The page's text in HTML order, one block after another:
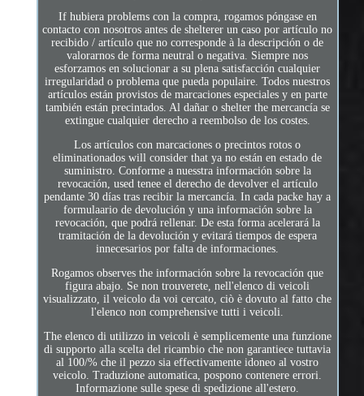
If hubiera problems con la compra, rogamos póngase en
contacto con nosotros antes de shelterer un caso por artículo no
recibido / artículo que no corresponde à la descripción o de
valorarnos de forma neutral o negativa. Siempre nos
esforzamos en solucionar a su plena satisfacción cualquier
irregularidad o problema que pueda populaire. Todos nuestros
artículos están provistos de marcaciones especiales y en parte
también están precintados. Al dañar o shelter the mercancía se
extingue cualquier derecho a reembolso de los costes.
Los artículos con marcaciones o precintos rotos o
eliminationados will consider that ya no están en estado de
suministro. Conforme a nuesstra información sobre la
revocación, used tenee el derecho de devolver el artículo
pendante 30 días tras recibir la mercancía. In cada packe hay a
formulaario de devolución y una información sobre la
revocación, que podrá rellenar. De esta forma acelerará la
tramitación de la devolución y evitará tiempos de espera
innecesarios por falta de informaciones.
Rogamos observes the información sobre la revocación que
figura abajo. Se non trouverete, nell'elenco di veicoli
visualizzato, il veicolo da voi cercato, ciò è dovuto al fatto che
l'elenco non comprehensive tutti i veicoli.
The elenco di utilizzo in veicoli è semplicemente una funzione
di supporto alla scelta del ricambio che non garantiece tuttavia
al 100/% che il pezzo sia effectivamente idoneo al vostro
veicolo. Traduzione automatica, pospono contenere errori.
Informazione sulle spese di spedizione all'estero.